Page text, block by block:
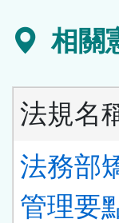
相關
法規名
法務部
管理要